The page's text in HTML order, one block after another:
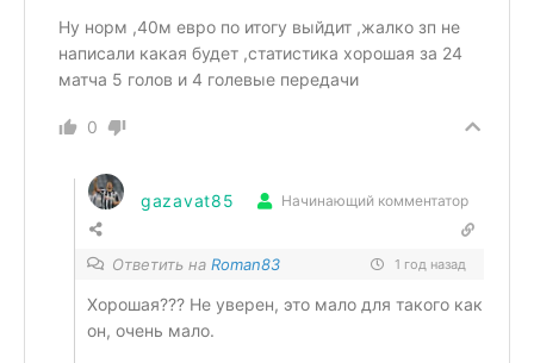
Ну норм ,40м евро по итогу выйдит ,жалко зп не
написали какая будет ,статистика хорошая за 24
матча 5 голов и 4 голевые передачи
0
gazavat85 Начинающий комментатор
Ответить на Roman83 1 год назад
Хорошая??? Не уверен, это мало для такого как
он, очень мало.